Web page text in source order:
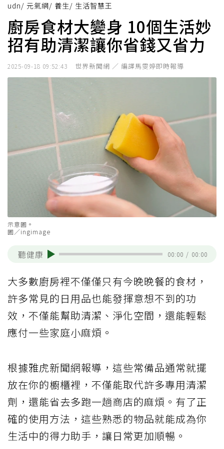
udn/ 元氣網/ 養生/ 生活智慧王
廚房食材大變身 10個生活妙
招有助清潔讓你省錢又省力
2025-09-18 09:52:43 世界新聞網 ／ 編譯馬雯婷即時報導
示意圖。
圖／ingimage
聽健康 00:00 / 00:00
大多數廚房裡不僅僅只有今晚晚餐的食材，
許多常見的日用品也能發揮意想不到的功
效，不僅能幫助清潔、淨化空間，還能輕鬆
應付一些家庭小麻煩。
根據雅虎新聞網報導，這些常備品通常就擺
放在你的櫥櫃裡，不僅能取代許多專用清潔
劑，還能省去多跑一趟商店的麻煩。有了正
確的使用方法，這些熟悉的物品就能成為你
生活中的得力助手，讓日常更加順暢。